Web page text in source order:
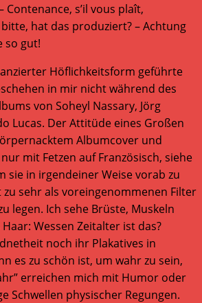
Contenance, s’il vous plaît,
hat das produziert? – Achtung
so gut!
Höflichkeitsform geführte
in mir nicht während des
von Soheyl Nassary, Jörg
Lucas. Der Attitüde eines Großen
Albumcover und
mit Fetzen auf Französisch, siehe
sie in irgendeiner Weise vorab zu
sehr als voreingenommenen Filter
legen. Ich sehe Brüste, Muskeln
Wessen Zeitalter ist das?
noch ihr Plakatives in
es zu schön ist, um wahr zu sein,
erreichen mich mit Humor oder
Schwellen physischer Regungen.